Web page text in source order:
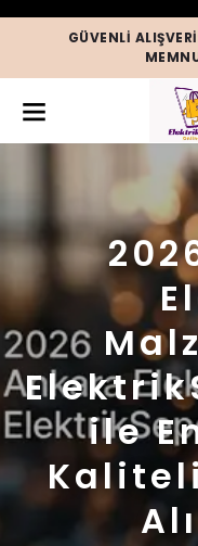
GÜVENLI
ile
Kaliteli